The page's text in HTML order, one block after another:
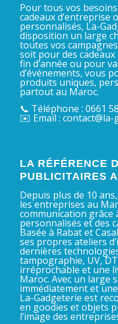
Pour tous vos
cadeaux d’entreprise
personnalisés, La-
disposition un large
toutes vos
soit pour des cadeaux
fin d’année ou pour
d’événements, vous
produits uniques,
partout au Maroc.
📞 Téléphone : 0661
✉️ Email : contact@la-
LA RÉFÉRENCE
PUBLICITAIRES
Depuis plus de 10
les entreprises au
communication grâce
personnalisés et des
Basée à Rabat et
ses propres ateliers
dernières
tampographie, UV,
irréprochable et une
Maroc. Avec un large
immédiatement et
La-Gadgeterie est
en goodies et objets
l’image des